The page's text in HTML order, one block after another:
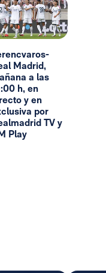
Madrid,
a las
h, en
y en
por
TV y
Play